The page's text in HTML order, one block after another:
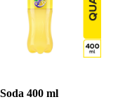
Soda 400 ml